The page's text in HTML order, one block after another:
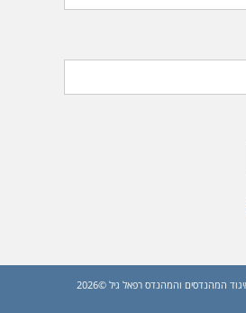
כל הזכויות שמורות לאיגוד המהנדסים והמהנדס רפאל גיל ©2026